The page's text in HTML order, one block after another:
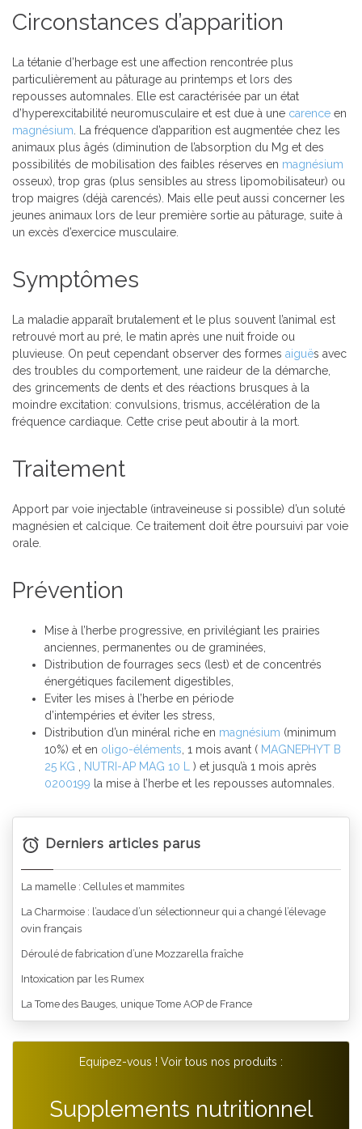
Circonstances d’apparition
La tétanie d’herbage est une affection rencontrée plus
particulièrement au pâturage au printemps et lors des
repousses automnales. Elle est caractérisée par un état
d’hyperexcitabilité neuromusculaire et est due à une carence en
magnésium. La fréquence d’apparition est augmentée chez les
animaux plus âgés (diminution de l’absorption du Mg et des
possibilités de mobilisation des faibles réserves en magnésium
osseux), trop gras (plus sensibles au stress lipomobilisateur) ou
trop maigres (déjà carencés). Mais elle peut aussi concerner les
jeunes animaux lors de leur première sortie au pâturage, suite à
un excès d’exercice musculaire.
Symptômes
La maladie apparaît brutalement et le plus souvent l’animal est
retrouvé mort au pré, le matin après une nuit froide ou
pluvieuse. On peut cependant observer des formes aiguës avec
des troubles du comportement, une raideur de la démarche,
des grincements de dents et des réactions brusques à la
moindre excitation: convulsions, trismus, accélération de la
fréquence cardiaque. Cette crise peut aboutir à la mort.
Traitement
Apport par voie injectable (intraveineuse si possible) d’un soluté
magnésien et calcique. Ce traitement doit être poursuivi par voie
orale.
Prévention
Mise à l’herbe progressive, en privilégiant les prairies
anciennes, permanentes ou de graminées,
Distribution de fourrages secs (lest) et de concentrés
énergétiques facilement digestibles,
Eviter les mises à l’herbe en période
d’intempéries et éviter les stress,
Distribution d’un minéral riche en magnésium (minimum
10%) et en oligo-éléments, 1 mois avant ( MAGNEPHYT B
25 KG , NUTRI-AP MAG 10 L ) et jusqu’à 1 mois après
0200199 la mise à l’herbe et les repousses automnales.
Derniers articles parus
La mamelle : Cellules et mammites
La Charmoise : l’audace d’un sélectionneur qui a changé l’élevage
ovin français
Déroulé de fabrication d’une Mozzarella fraîche
Intoxication par les Rumex
La Tome des Bauges, unique Tome AOP de France
Equipez-vous ! Voir tous nos produits :
Supplements nutritionnel